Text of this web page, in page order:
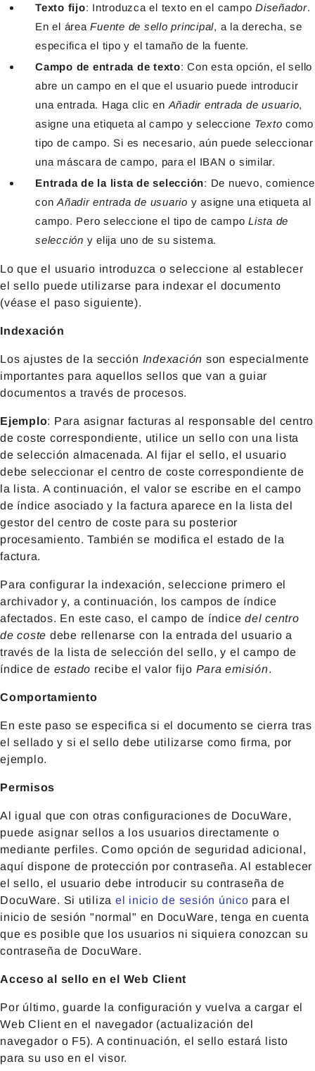
Texto fijo: Introduzca el texto en el campo Diseñador.
En el áreaFuente de sello principal, a la derecha, se
especifica el tipo y el tamaño de la fuente.
Campo de entrada de texto: Con esta opción, el sello
abre un campo en el que el usuario puede introducir
una entrada. Haga clic en Añadir entrada de usuario,
asigne una etiqueta al campo y seleccione Texto como
tipo de campo. Si es necesario, aún puede seleccionar
una máscara de campo, para el IBAN o similar.
Entrada de la lista de selección: De nuevo, comience
con Añadir entrada de usuario y asigne una etiqueta al
campo. Pero seleccione el tipo de campo Lista de
selección y elija uno de su sistema.
Lo que el usuario introduzca o seleccione al establecer
el sello puede utilizarse para indexar el documento
(véase el paso siguiente).
Indexación
Los ajustes de la sección Indexación son especialmente
importantes para aquellos sellos que van a guiar
documentos a través de procesos.
Ejemplo: Para asignar facturas al responsable del centro
de coste correspondiente, utilice un sello con una lista
de selección almacenada. Al fijar el sello, el usuario
debe seleccionar el centro de coste correspondiente de
la lista. A continuación, el valor se escribe en el campo
de índice asociado y la factura aparece en la lista del
gestor del centro de coste para su posterior
procesamiento. También se modifica el estado de la
factura.
Para configurar la indexación, seleccione primero el
archivador y, a continuación, los campos de índice
afectados. En este caso, el campo de índice del centro
de coste debe rellenarse con la entrada del usuario a
través de la lista de selección del sello, y el campo de
índice de estado recibe el valor fijo Para emisión.
Comportamiento
En este paso se especifica si el documento se cierra tras
el sellado y si el sello debe utilizarse como firma, por
ejemplo.
Permisos
Al igual que con otras configuraciones de DocuWare,
puede asignar sellos a los usuarios directamente o
mediante perfiles. Como opción de seguridad adicional,
aquí dispone de protección por contraseña. Al establecer
el sello, el usuario debe introducir su contraseña de
DocuWare. Si utiliza el inicio de sesión único para el
inicio de sesión "normal" en DocuWare, tenga en cuenta
que es posible que los usuarios ni siquiera conozcan su
contraseña de DocuWare.
Acceso al sello en el Web Client
Por último, guarde la configuración y vuelva a cargar el
Web Client en el navegador (actualización del
navegador o F5). A continuación, el sello estará listo
para su uso en el visor.